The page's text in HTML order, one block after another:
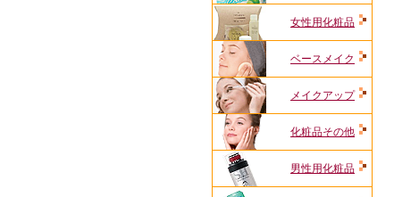
女性用化粧品
ベースメイク
メイクアップ
化粧品その他
男性用化粧品